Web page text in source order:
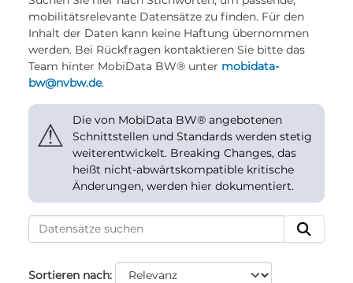
mobilitätsrelevante Datensätze zu finden. Für den
Inhalt der Daten kann keine Haftung übernommen
werden. Bei Rückfragen kontaktieren Sie bitte das
Team hinter MobiData BW® unter mobidata-
bw@nvbw.de.
⚠
Die von MobiData BW® angebotenen
Schnittstellen und Standards werden stetig
weiterentwickelt. Breaking Changes, das
heißt nicht-abwärtskompatible kritische
Änderungen, werden hier dokumentiert.
Sortieren nach